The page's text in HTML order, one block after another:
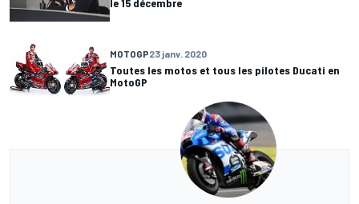
MOTOGP23 janv. 2020
Toutes les motos et tous les pilotes Ducati en
MotoGP